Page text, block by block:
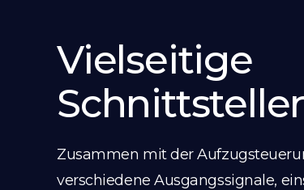
Vielseitige
Zusammen mit der
verschiedene Ausgangssignale,